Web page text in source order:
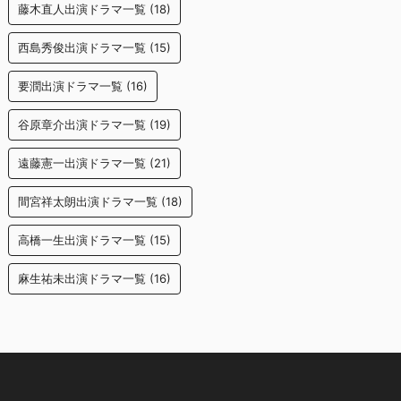
藤木直人出演ドラマ一覧 (18)
西島秀俊出演ドラマ一覧 (15)
要潤出演ドラマ一覧 (16)
谷原章介出演ドラマ一覧 (19)
遠藤憲一出演ドラマ一覧 (21)
間宮祥太朗出演ドラマ一覧 (18)
高橋一生出演ドラマ一覧 (15)
麻生祐未出演ドラマ一覧 (16)